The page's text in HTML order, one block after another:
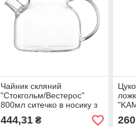
Чайник скляний
"Стокгольм/Вестерос"
800мл ситечко в носику з
бамбук. кришкою
444,31₴